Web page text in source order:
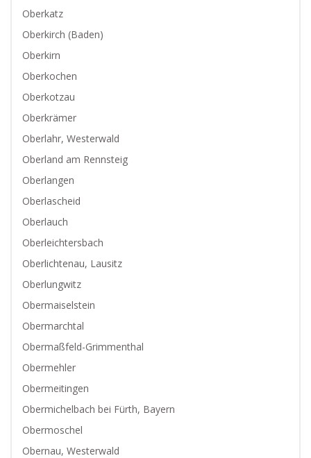
Oberkatz
Oberkirch (Baden)
Oberkirn
Oberkochen
Oberkotzau
Oberkrämer
Oberlahr, Westerwald
Oberland am Rennsteig
Oberlangen
Oberlascheid
Oberlauch
Oberleichtersbach
Oberlichtenau, Lausitz
Oberlungwitz
Obermaiselstein
Obermarchtal
Obermaßfeld-Grimmenthal
Obermehler
Obermeitingen
Obermichelbach bei Fürth, Bayern
Obermoschel
Obernau, Westerwald